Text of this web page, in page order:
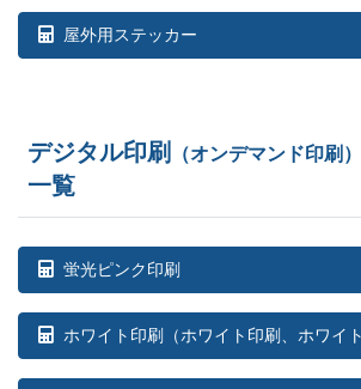
屋外用ステッカー
デジタル印刷 （オンデマンド印刷）
一覧
蛍光ピンク印刷
ホワイト印刷 （ホワイト印刷、ホワイ